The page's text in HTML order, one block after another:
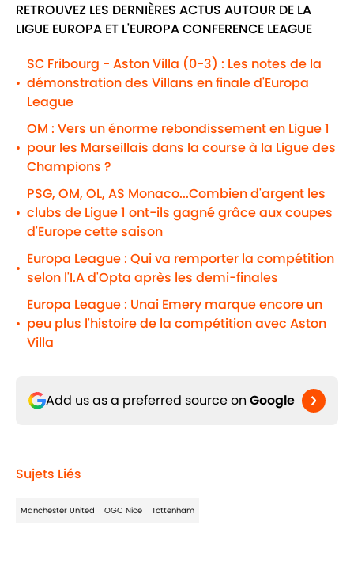
RETROUVEZ LES DERNIÈRES ACTUS AUTOUR DE LA
LIGUE EUROPA ET L'EUROPA CONFERENCE LEAGUE
•
SC Fribourg - Aston Villa (0-3) : Les notes de la
démonstration des Villans en finale d'Europa
League
•
OM : Vers un énorme rebondissement en Ligue 1
pour les Marseillais dans la course à la Ligue des
Champions ?
•
PSG, OM, OL, AS Monaco...Combien d'argent les
clubs de Ligue 1 ont-ils gagné grâce aux coupes
d'Europe cette saison
•
Europa League : Qui va remporter la compétition
selon l'I.A d'Opta après les demi-finales
•
Europa League : Unai Emery marque encore un
peu plus l'histoire de la compétition avec Aston
Villa
Add us as a preferred source on Google
Sujets Liés
Manchester United OGC Nice Tottenham